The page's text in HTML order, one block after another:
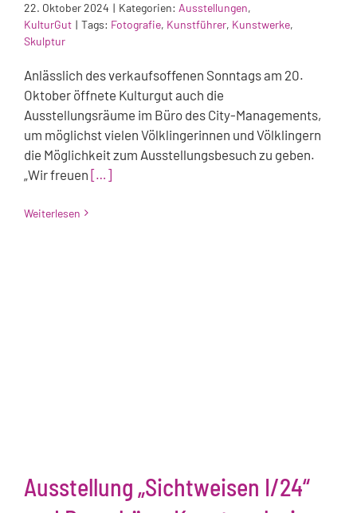
22. Oktober 2024 | Kategorien: Ausstellungen,
KulturGut | Tags: Fotografie, Kunstführer, Kunstwerke,
Skulptur
Anlässlich des verkaufsoffenen Sonntags am 20.
Oktober öffnete Kulturgut auch die
Ausstellungsräume im Büro des City-Managements,
um möglichst vielen Völklingerinnen und Völklingern
die Möglichkeit zum Ausstellungsbesuch zu geben.
„Wir freuen […]
Weiterlesen
Ausstellung „Sichtweisen I/24“